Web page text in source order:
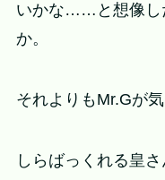
いかな……と想像し
か。
それよりもMr.Gが
しらばっくれる皇さ